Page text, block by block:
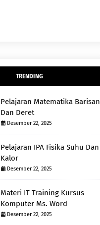
TRENDING
Pelajaran Matematika Barisan
Dan Deret
Desember 22, 2025
Pelajaran IPA Fisika Suhu Dan
Kalor
Desember 22, 2025
Materi IT Training Kursus
Komputer Ms. Word
Desember 22, 2025